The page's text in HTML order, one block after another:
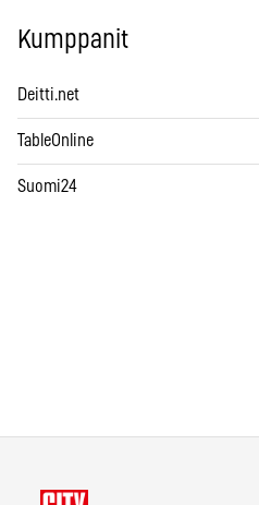
Kumppanit
Deitti.net
TableOnline
Suomi24